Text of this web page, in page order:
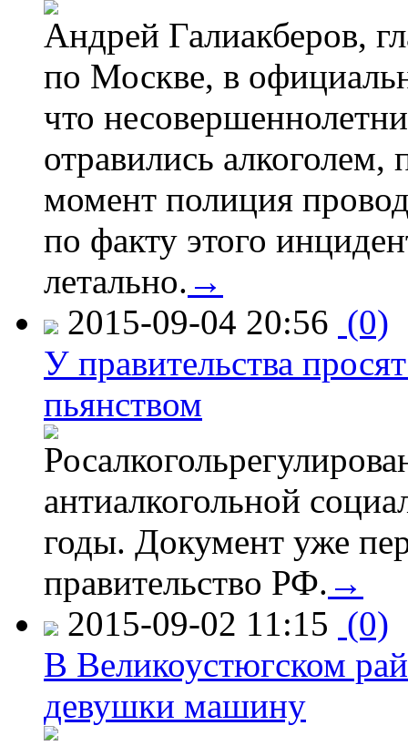
Андрей Галиакберов,
по Москве, в
что
отравились
момент полиция
по факту этого
летально. →
2015-09-04 20:56 (0)
У правительства
пьянством
антиалкогольной
годы. Документ уже
правительство РФ. →
2015-09-02 11:15 (0)
В Великоустюгском
девушки машину